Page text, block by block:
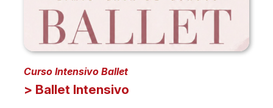
Curso Intensivo Ballet
> Ballet Intensivo